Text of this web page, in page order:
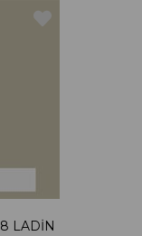
LADİN